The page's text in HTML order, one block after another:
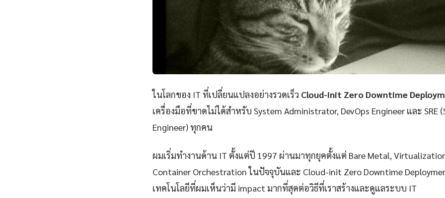
ในโลกของ IT ที่เปลี่ยนแปลงอย่างรวดเร็ว Cloud-init Zero Downtime
เครื่องมือที่ขาดไม่ได้สำหรับ System Administrator, DevOps Engineer และ SRE
Engineer) ทุกคน
ผมเริ่มทำงานด้าน IT ตั้งแต่ปี 1997 ผ่านมาทุกยุคตั้งแต่ Bare Metal,
Container Orchestration ในปัจจุบันและ Cloud-init Zero Downtime
เทคโนโลยีที่ผมเห็นว่ามี impact มากที่สุดต่อวิธีที่เราสร้างและดูแลระบบ IT